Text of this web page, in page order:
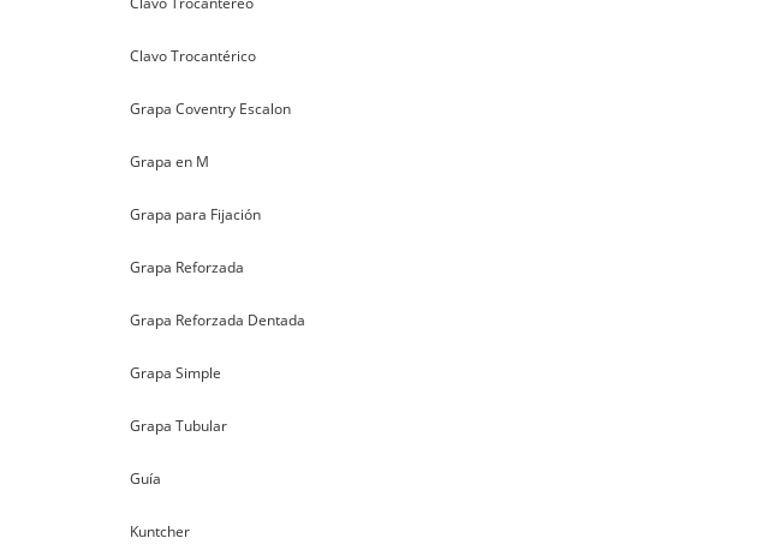
Clavo Trocantérico
Grapa Coventry Escalon
Grapa en M
Grapa para Fijación
Grapa Reforzada
Grapa Reforzada Dentada
Grapa Simple
Grapa Tubular
Guía
Kuntcher